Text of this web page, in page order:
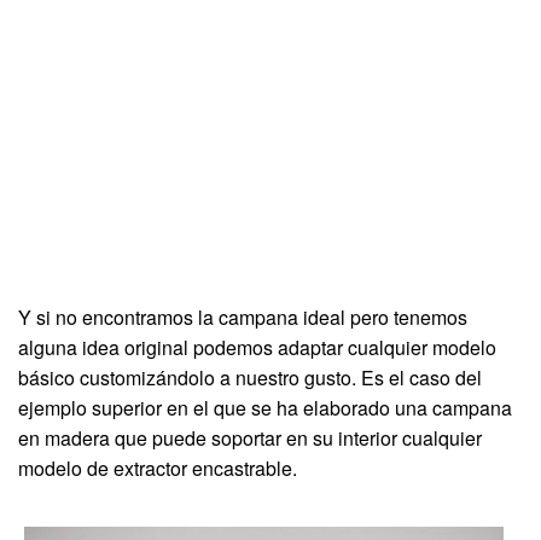
Y si no encontramos la campana ideal pero tenemos
alguna idea original podemos adaptar cualquier modelo
básico customizándolo a nuestro gusto. Es el caso del
ejemplo superior en el que se ha elaborado una campana
en madera que puede soportar en su interior cualquier
modelo de extractor encastrable.